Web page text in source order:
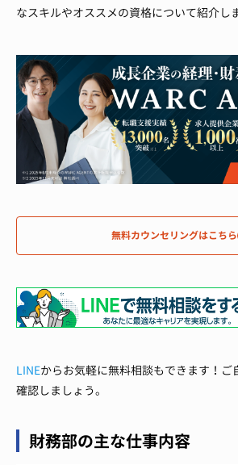
なスキルやオススメの資格について紹介し
無料カウンセリングはこちら
LINEからお気軽に無料相談もできます！ご
確認しましょう。
財務部の主な仕事内容